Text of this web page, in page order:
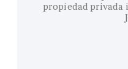
propiedad privada